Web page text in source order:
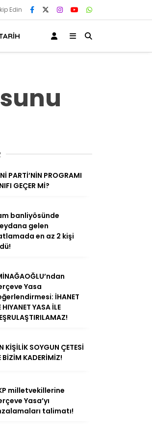
Edin
PARTİ’NİN PROGRAMI
GEÇER Mİ?
banliyösünde
gelen
en az 2 kişi
Yasa
İHANET
HIYANET YASA İLE
KİŞİLİK SOYGUN ÇETESİ
BİZİM KADERİMİZ!
milletvekillerine
Yasa’yı
talimatı!